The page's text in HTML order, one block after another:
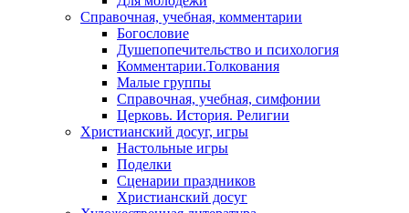
Справочная, учебная, комментарии
Богословие
Душепопечительство и психология
Комментарии.Толкования
Малые группы
Справочная, учебная, симфонии
Церковь. История. Религии
Христианский досуг, игры
Настольные игры
Поделки
Сценарии праздников
Христианский досуг